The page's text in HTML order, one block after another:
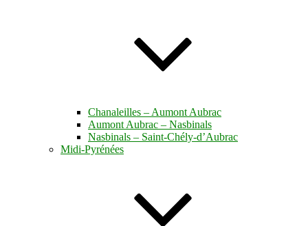
Chanaleilles – Aumont Aubrac
Aumont Aubrac – Nasbinals
Nasbinals – Saint-Chély-d’Aubrac
Midi-Pyrénées